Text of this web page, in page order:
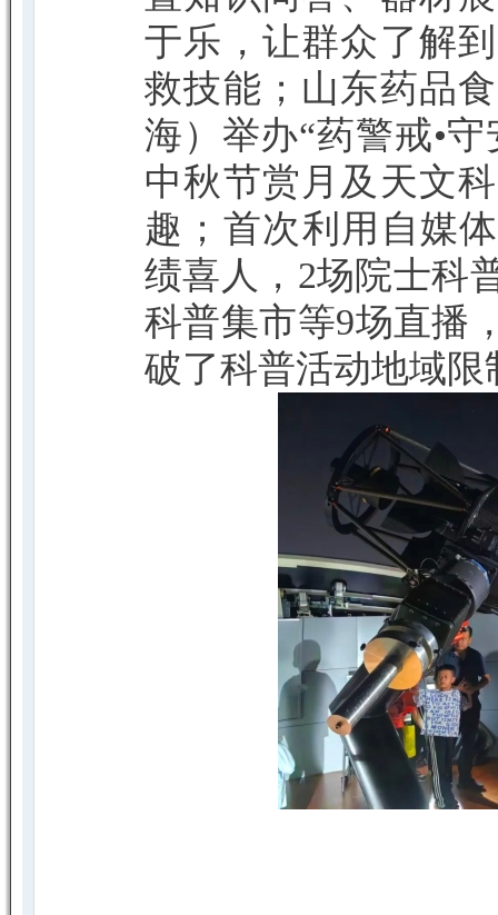
于乐，让群众了解
救技能；山东药品
海）举办“药警戒•
中秋节赏月及天文
趣；首次利用自媒
绩喜人，2场院士科
科普集市等9场直播
破了科普活动地域